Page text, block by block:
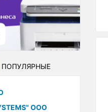
ПОПУЛЯРНЫЕ
ООО